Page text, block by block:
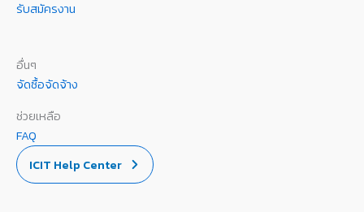
รับสมัครงาน
อื่นๆ
จัดซื้อจัดจ้าง
ช่วยเหลือ
FAQ
ICIT Help Center